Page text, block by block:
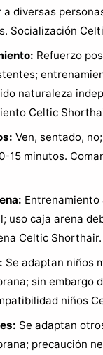
a diversas
Socialización
Refuerzo
naturaleza
Celtic
Ven, sentado,
15 minutos.
uso caja arena
Celtic Shorthair.
Se adaptan niños
sin embargo
niños
Se adaptan
precaución